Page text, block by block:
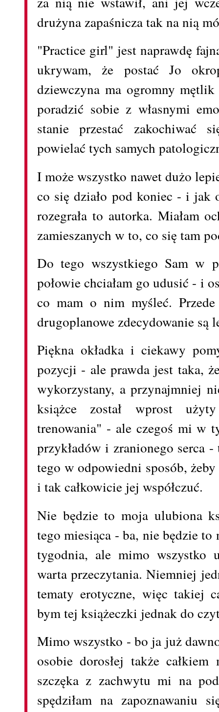
drużyna zapaśnicza tak na nią
"Practice girl" jest naprawdę
ukrywam, że postać Jo
dziewczyna ma ogromny
poradzić sobie z własnymi
stanie przestać zakochiwać
powielać tych samych
I może wszystko nawet dużo
co się działo pod koniec - i jak
rozegrała to autorka. Miałam
zamieszanych w to, co się tam
Do tego wszystkiego Sam w
połowie chciałam go udusić - i
co mam o nim myśleć.
drugoplanowe zdecydowanie są
Piękna okładka i ciekawy
pozycji - ale prawda jest taka,
wykorzystany, a przynajmniej
książce został wprost
trenowania" - ale czegoś mi w
przykładów i zranionego serca
tego w odpowiedni sposób,
i tak całkowicie jej współczuć.
Nie będzie to moja ulubiona
tego miesiąca - ba, nie będzie
tygodnia, ale mimo wszystko
warta przeczytania. Niemniej
tematy erotyczne, więc takiej
bym tej książeczki jednak do
Mimo wszystko - bo ja już
osobie dorosłej także
szczęka z zachwytu mi na
spędziłam na zapoznawaniu